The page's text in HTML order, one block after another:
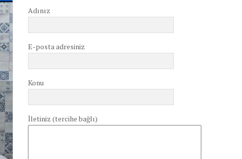
Adınız
E-posta adresiniz
Konu
İletiniz (tercihe bağlı)